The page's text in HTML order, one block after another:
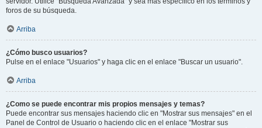
foros de su búsqueda.
Arriba
¿Cómo busco usuarios?
Pulse en el enlace "Usuarios" y haga clic en el enlace "Buscar un usuario".
Arriba
¿Como se puede encontrar mis propios mensajes y temas?
Puede encontrar sus mensajes haciendo clic en "Mostrar sus mensajes" en el
Panel de Control de Usuario o haciendo clic en el enlace "Mostrar sus